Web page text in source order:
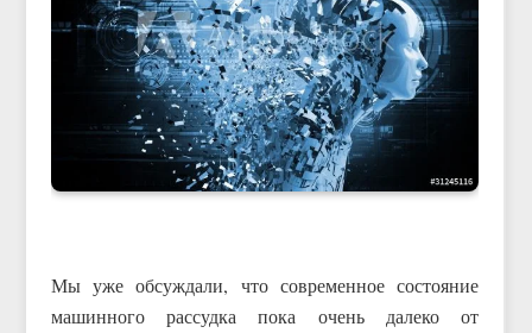
Мы уже обсуждали, что современное состояние
машинного рассудка пока очень далеко от